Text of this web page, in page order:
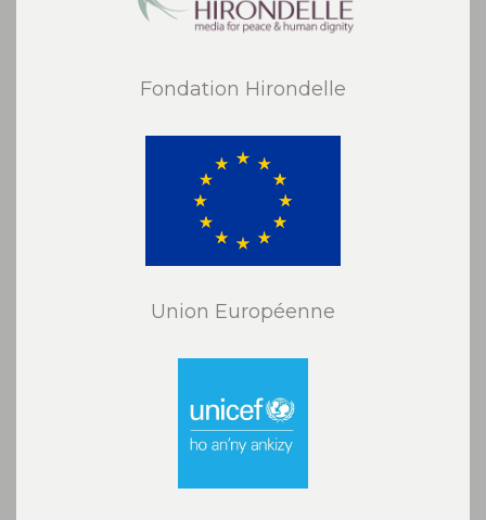
Fondation Hirondelle
Union Européenne